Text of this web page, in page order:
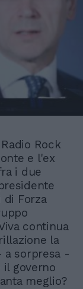
Rock
e l'ex
i due
di Forza
continua
la
a sorpresa -
il governo
meglio?